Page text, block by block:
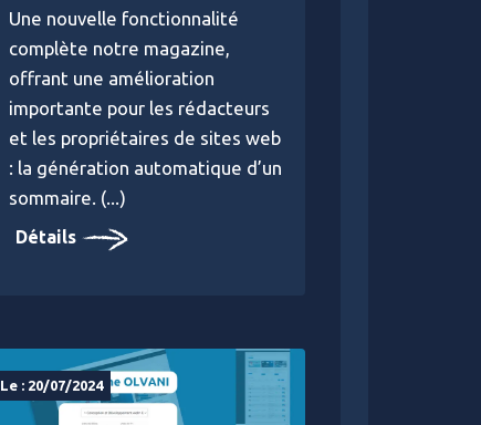
Une nouvelle fonctionnalité
complète notre magazine,
offrant une amélioration
importante pour les rédacteurs
et les propriétaires de sites web
: la génération automatique d’un
sommaire. (...)
Détails
Le : 20/07/2024